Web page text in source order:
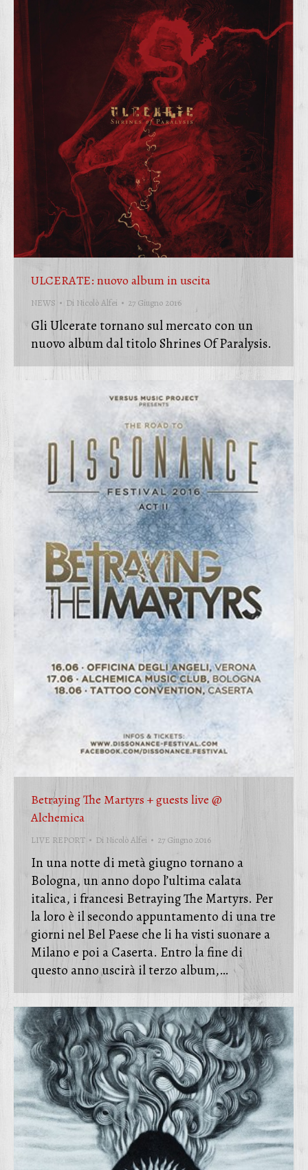
ULCERATE: nuovo album in uscita
NEWS Di Nicolò Alfei 27 Giugno 2016
Gli Ulcerate tornano sul mercato con un
nuovo album dal titolo Shrines Of Paralysis.
Betraying The Martyrs + guests live @
Alchemica
LIVE REPORT Di Nicolò Alfei 27 Giugno 2016
In una notte di metà giugno tornano a
Bologna, un anno dopo l’ultima calata
italica, i francesi Betraying The Martyrs. Per
la loro è il secondo appuntamento di una tre
giorni nel Bel Paese che li ha visti suonare a
Milano e poi a Caserta. Entro la fine di
questo anno uscirà il terzo album,…